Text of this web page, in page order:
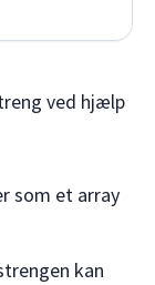
ved hjælp
som et array
kan